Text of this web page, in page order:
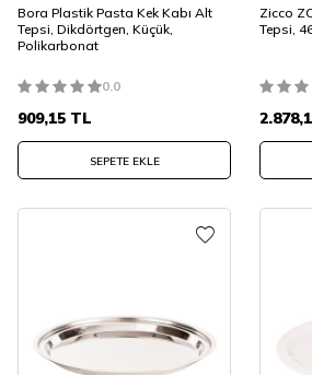
Bora Plastik Pasta Kek Kabı Alt
Tepsi, Dikdörtgen, Küçük,
Polikarbonat
0.0
909,15 TL
SEPETE EKLE
Zicco
Tepsi,